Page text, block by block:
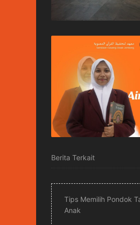
Berita Terkait
Tips Memilih Pondok
Anak